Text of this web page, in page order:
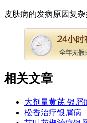
皮肤病的发病原因复
相关文章
大剂量黄芪 银屑
松香治疗银屑病